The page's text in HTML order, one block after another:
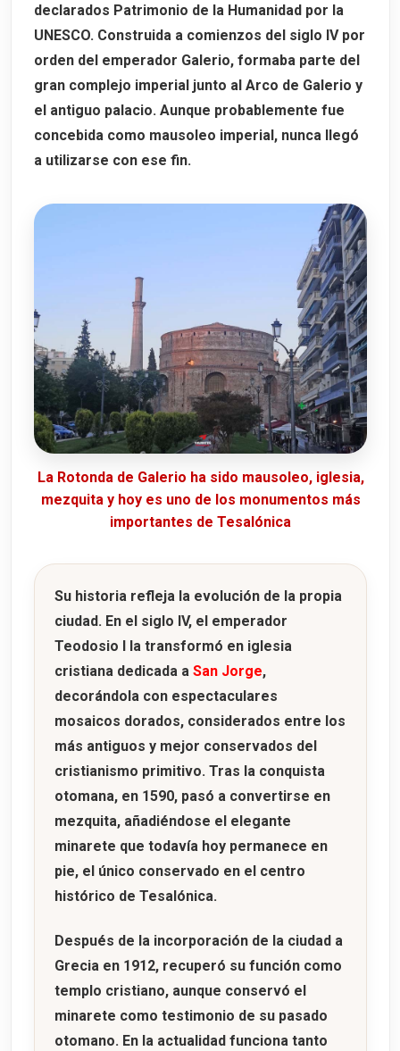
declarados Patrimonio de la Humanidad por la
UNESCO. Construida a comienzos del siglo IVpor
orden del emperador Galerio, formaba parte del
gran complejo imperial junto al Arco de Galerio y
el antiguo palacio. Aunque probablemente fue
concebida como mausoleo imperial, nunca llegó
a utilizarse con ese fin.
La Rotonda de Galerio ha sido mausoleo, iglesia,
mezquita y hoy es uno de los monumentos más
importantes de Tesalónica
Su historia refleja la evolución de la propia
ciudad. En el siglo IV, el emperador
Teodosio I la transformó en iglesia
cristiana dedicada a San Jorge,
decorándola con espectaculares
mosaicos dorados, considerados entre los
más antiguos y mejor conservados del
cristianismo primitivo. Tras la conquista
otomana, en 1590, pasó a convertirse en
mezquita, añadiéndose el elegante
minarete que todavía hoy permanece en
pie, el único conservado en el centro
histórico de Tesalónica.
Después de la incorporación de la ciudad a
Grecia en 1912, recuperó su función como
templo cristiano, aunque conservó el
minarete como testimonio de su pasado
otomano. En la actualidad funciona tanto